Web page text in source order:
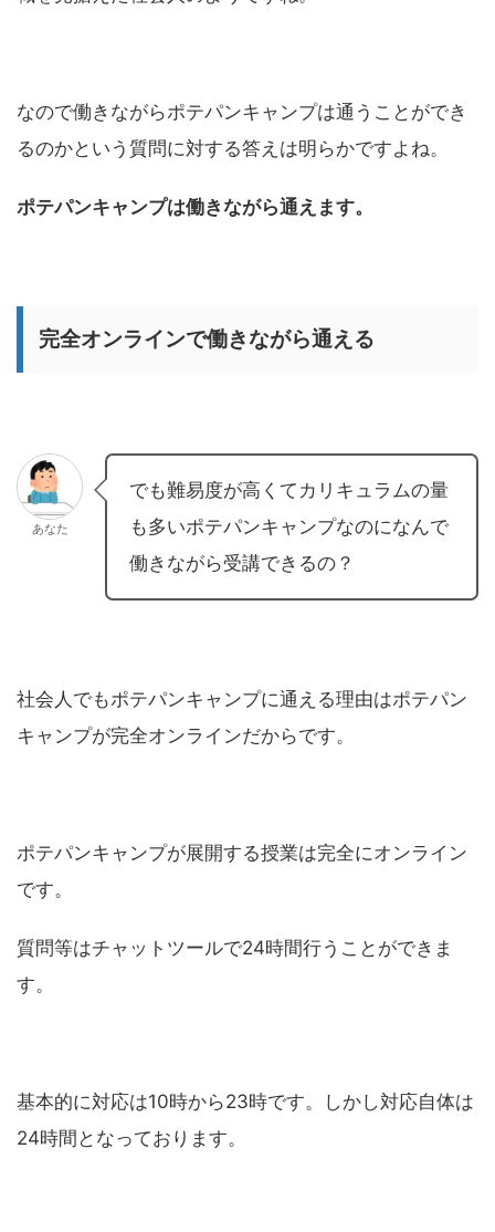
なので働きながらポテパンキャンプは通うことができ
るのかという質問に対する答えは明らかですよね。
ポテパンキャンプは働きながら通えます。
完全オンラインで働きながら通える
あなた
でも難易度が高くてカリキュラムの量
も多いポテパンキャンプなのになんで
働きながら受講できるの？
社会人でもポテパンキャンプに通える理由はポテパン
キャンプが完全オンラインだからです。
ポテパンキャンプが展開する授業は完全にオンライン
です。
質問等はチャットツールで24時間行うことができま
す。
基本的に対応は10時から23時です。しかし対応自体は
24時間となっております。